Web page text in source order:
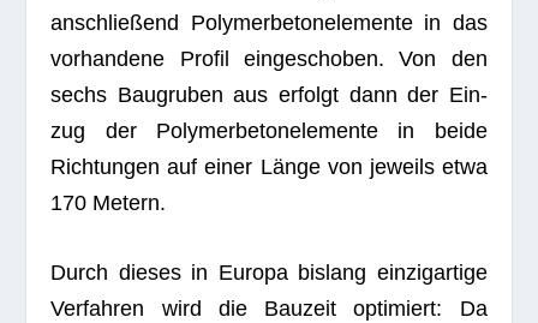
anschlie­ßend Poly­mer­be­ton­ele­mente in das
vor­han­dene Pro­fil ein­ge­scho­ben. Von den
sechs Bau­gru­ben aus erfolgt dann der Ein­
zug der Poly­mer­be­ton­ele­mente in beide
Rich­tun­gen auf einer Länge von jeweils etwa
170 Metern.
Durch die­ses in Europa bis­lang ein­zig­ar­tige
Ver­fah­ren wird die Bau­zeit opti­miert: Da